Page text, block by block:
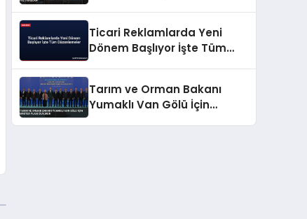
Ticari Reklamlarda Yeni
Dönem Başlıyor İşte Tüm
Tarım ve Orman Bakanı
Yumaklı Van Gölü İçin